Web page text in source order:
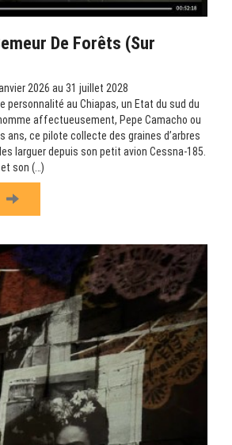
De Forêts (sur
2026 au 31 juillet 2028
personnalité au Chiapas, un Etat du sud du
affectueusement, Pepe Camacho ou
ans, ce pilote collecte des graines d’arbres
larguer depuis son petit avion Cessna-185.
son (…)